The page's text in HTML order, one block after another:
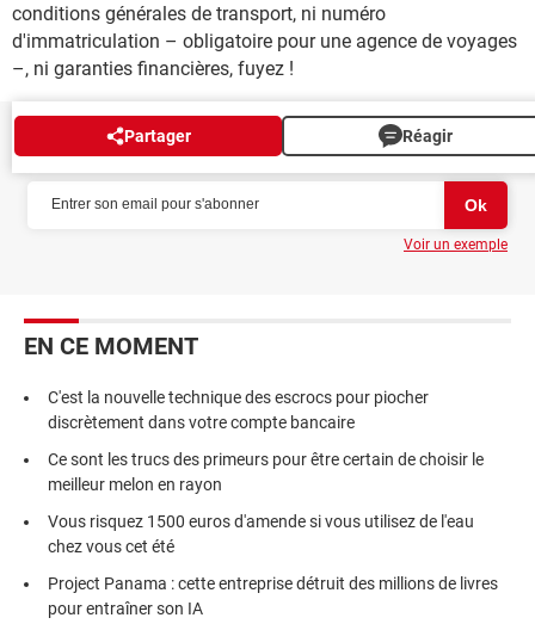
conditions générales de transport, ni numéro
d'immatriculation – obligatoire pour une agence de voyages
–, ni garanties financières, fuyez !
Partager Réagir
NEWSLETTER
Voir un exemple
EN CE MOMENT
C'est la nouvelle technique des escrocs pour piocher
discrètement dans votre compte bancaire
Ce sont les trucs des primeurs pour être certain de choisir le
meilleur melon en rayon
Vous risquez 1500 euros d'amende si vous utilisez de l'eau
chez vous cet été
Project Panama : cette entreprise détruit des millions de livres
pour entraîner son IA